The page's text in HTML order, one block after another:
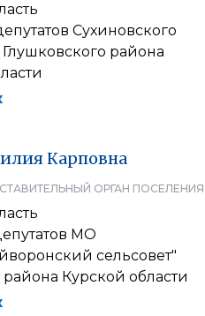
Сухиновского
Глушковского района
Карповна
ОРГАН ПОСЕЛЕНИЯ
МО
сельсовет"
района Курской области